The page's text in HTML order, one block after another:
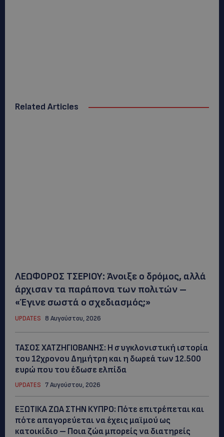
Related Articles
ΛΕΩΦΟΡΟΣ ΤΣΕΡΙΟΥ: Άνοιξε ο δρόμος, αλλά
άρχισαν τα παράπονα των πολιτών –
«Έγινε σωστά ο σχεδιασμός;»
UPDATES 8 Αυγούστου, 2026
ΤΑΣΟΣ ΧΑΤΖΗΓΙΟΒΑΝΗΣ: Η συγκλονιστική ιστορία
του 12χρονου Δημήτρη και η δωρεά των 12.500
ευρώ που του έδωσε ελπίδα
UPDATES 7 Αυγούστου, 2026
ΕΞΩΤΙΚΑ ΖΩΑ ΣΤΗΝ ΚΥΠΡΟ: Πότε επιτρέπεται και
πότε απαγορεύεται να έχεις μαϊμού ως
κατοικίδιο – Ποια ζώα μπορείς να διατηρείς